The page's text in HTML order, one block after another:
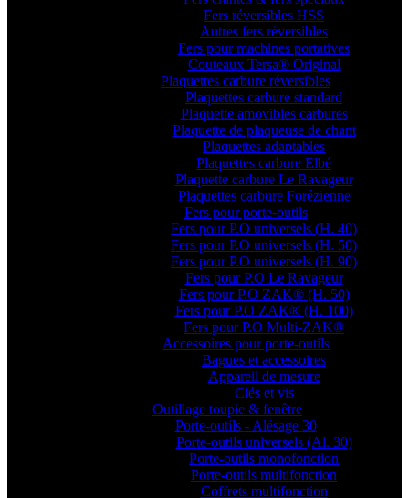
Fers réversibles HSS
Autres fers réversibles
Fers pour machines portatives
Couteaux Tersa® Original
Plaquettes carbure réversibles
Plaquettes carbure standard
Plaquette amovibles carbures
Plaquette de plaqueuse de chant
Plaquettes adaptables
Plaquettes carbure Elbé
Plaquette carbure Le Ravageur
Plaquettes carbure Forézienne
Fers pour porte-outils
Fers pour P.O universels (H. 40)
Fers pour P.O universels (H. 50)
Fers pour P.O universels (H. 90)
Fers pour P.O Le Ravageur
Fers pour P.O ZAK® (H. 50)
Fers pour P.O ZAK® (H. 100)
Fers pour P.O Multi-ZAK®
Accessoires pour porte-outils
Bagues et accessoires
Appareil de mesure
Clés et vis
Outillage toupie & fenêtre
Porte-outils - Alésage 30
Porte-outils universels (Al. 30)
Porte-outils monofonction
Porte-outils multifonction
Coffrets multifonction